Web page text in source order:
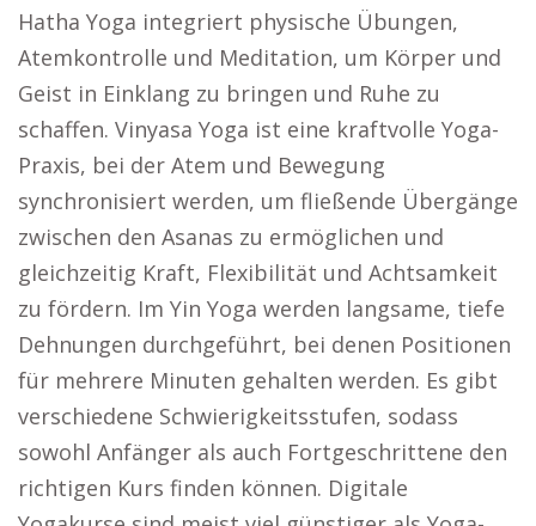
Hatha Yoga integriert physische Übungen,
Atemkontrolle und Meditation, um Körper und
Geist in Einklang zu bringen und Ruhe zu
schaffen. Vinyasa Yoga ist eine kraftvolle Yoga-
Praxis, bei der Atem und Bewegung
synchronisiert werden, um fließende Übergänge
zwischen den Asanas zu ermöglichen und
gleichzeitig Kraft, Flexibilität und Achtsamkeit
zu fördern. Im Yin Yoga werden langsame, tiefe
Dehnungen durchgeführt, bei denen Positionen
für mehrere Minuten gehalten werden. Es gibt
verschiedene Schwierigkeitsstufen, sodass
sowohl Anfänger als auch Fortgeschrittene den
richtigen Kurs finden können. Digitale